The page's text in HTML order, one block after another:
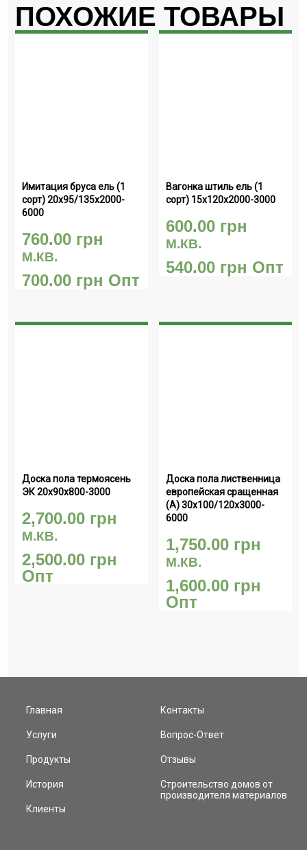
ПОХОЖИЕ ТОВАРЫ
Имитация бруса ель (1
сорт) 20х95/135х2000-
6000
760.00 грн
М.КВ.
700.00 грн Опт
Вагонка штиль ель (1
сорт) 15х120х2000-3000
600.00 грн
М.КВ.
540.00 грн Опт
Доска пола термоясень
ЭК 20х90х800-3000
2,700.00 грн
М.КВ.
2,500.00 грн
Опт
Доска пола лиственница
европейская сращенная
(А) 30х100/120х3000-
6000
1,750.00 грн
М.КВ.
1,600.00 грн
Опт
Главная
Услуги
Продукты
История
Клиенты
Контакты
Вопрос-Ответ
Отзывы
Строительство домов от
производителя материалов